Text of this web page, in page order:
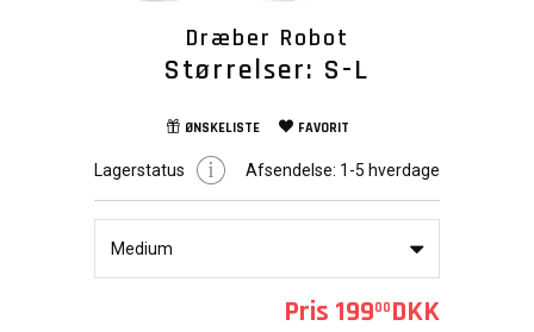
Dræber Robot
Størrelser: S-L
ØNSKELISTE FAVORIT
Lagerstatus Afsendelse: 1-5 hverdage
Medium
Pris 19900 DKK